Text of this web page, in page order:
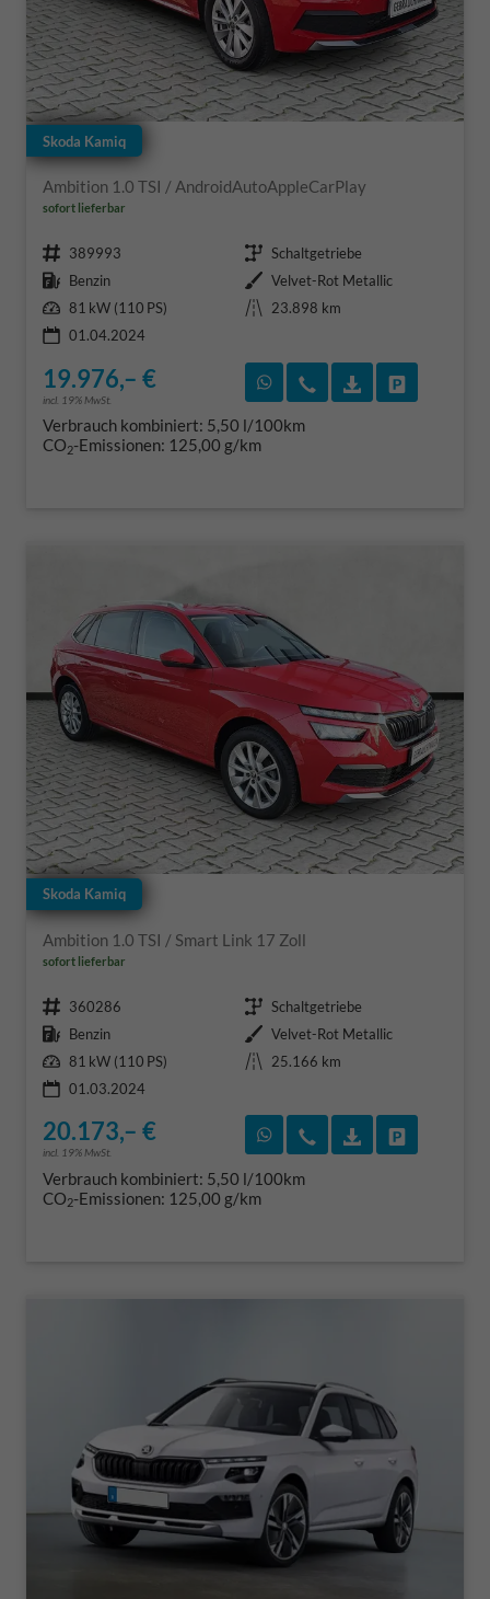
Skoda Kamiq
Ambition 1.0 TSI / AndroidAutoAppleCarPlay
sofort lieferbar
Fahrzeugnr. 389993 Getriebe Schaltgetriebe
Kraftstoff Benzin Außenfarbe Velvet-Rot Metallic
Leistung 81 kW (110 PS) Kilometerstand
23.898 km
01.04.2024
19.976,– €
incl. 19% MwSt.
Rückruf vereinbaren
Wir rufen Sie an
Verbrauch kombiniert: 5,50 l/100km
CO2-Emissionen: 125,00 g/km
Skoda Kamiq
Ambition 1.0 TSI / Smart Link 17 Zoll
sofort lieferbar
Fahrzeugnr. 360286 Getriebe Schaltgetriebe
Kraftstoff Benzin Außenfarbe Velvet-Rot Metallic
Leistung 81 kW (110 PS) Kilometerstand
25.166 km
01.03.2024
20.173,– €
incl. 19% MwSt.
Rückruf vereinbaren
Wir rufen Sie an
Verbrauch kombiniert: 5,50 l/100km
CO2-Emissionen: 125,00 g/km